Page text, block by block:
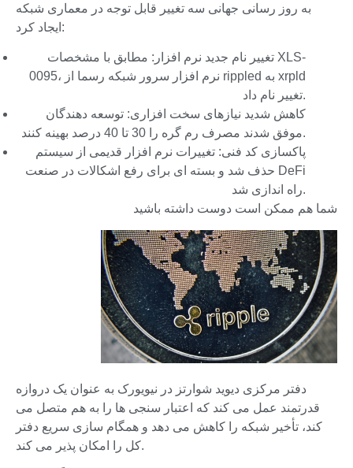
به روز رسانی جهانی سه تغییر قابل توجه در معماری شبکه
ایجاد کرد:
تغییر نام جدید نرم افزار: مطابق با مشخصات XLS-
0095، نرم افزار سرور شبکه رسما از rippled به xrpld
تغییر نام داد.
کاهش شدید نیازهای سخت افزاری: توسعه دهندگان
موفق شدند مصرف رم گره را 30 تا 40 درصد بهینه کنند.
پاکسازی کد فنی: تغییرات نرم افزار قدیمی از سیستم
حذف شد و بسته ای برای رفع اشکالات در صنعت DeFi
راه اندازی شد.
شما هم ممکن است دوست داشته باشید
دفتر مرکزی دیوید شوارتز در نیویورک به عنوان یک دروازه
قدرتمند عمل می کند که اعتبار سنجی ها را به هم متصل می
کند، تأخیر شبکه را کاهش می دهد و همگام سازی سریع دفتر
کل را امکان پذیر می کند.